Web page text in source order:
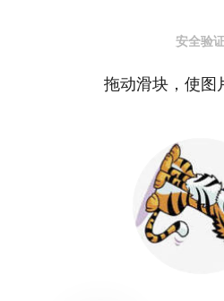
安全验
拖动滑块，使图